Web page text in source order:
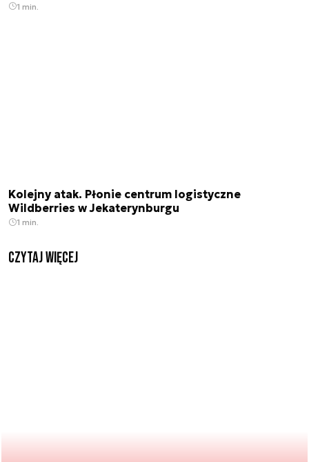
1 min.
Kolejny atak. Płonie centrum logistyczne
Wildberries w Jekaterynburgu
1 min.
czytaj więcej